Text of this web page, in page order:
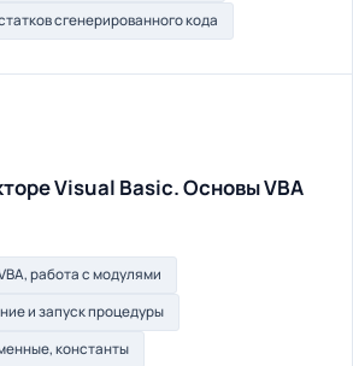
сгенерированного кода
Visual Basic. Основы VBA
работа с модулями
и запуск процедуры
константы